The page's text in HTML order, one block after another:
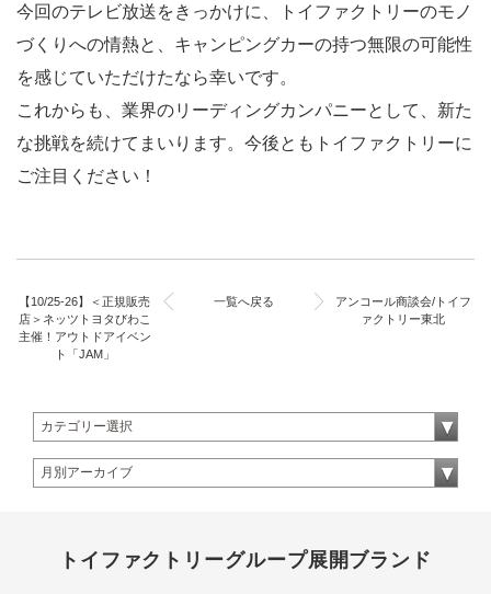
今回のテレビ放送をきっかけに、トイファクトリーのモノ
づくりへの情熱と、キャンピングカーの持つ無限の可能性
を感じていただけたなら幸いです。
これからも、業界のリーディングカンパニーとして、新た
な挑戦を続けてまいります。今後ともトイファクトリーに
ご注目ください！
【10/25-26】＜正規販売
店＞ネッツトヨタびわこ
主催！アウトドアイベン
ト「JAM」
一覧へ戻る
アンコール商談会/トイフ
ァクトリー東北
トイファクトリーグループ展開ブランド